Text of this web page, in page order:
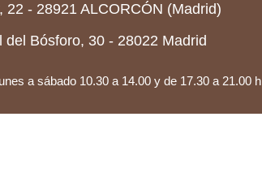
22 - 28921 ALCORCÓN (Madrid)
del Bósforo, 30 - 28022 Madrid
a sábado 10.30 a 14.00 y de 17.30 a 21.00 h